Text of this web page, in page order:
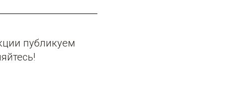
публикуем